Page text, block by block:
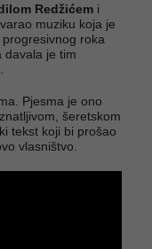
Redžićem i
muziku koja je
roka
davala je tim
Pjesma je ono
šeretskom
tekst koji bi prošao
vlasništvo.